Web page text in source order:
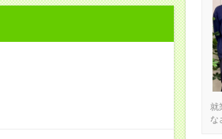
就
な